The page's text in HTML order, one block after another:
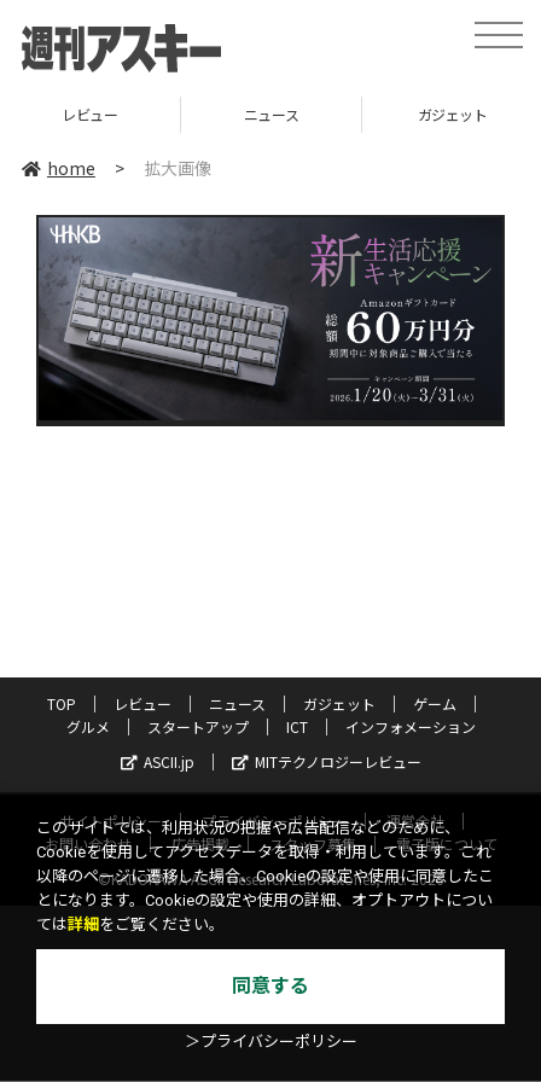
toggle
レビュー ニュース ガジェット
home > 拡大画像
TOP レビュー ニュース ガジェット
ゲーム
グルメ
スタートアップ ICT
インフォメーション
ASCII.jp
MITテクノロジーレビュー
サイトポリシー プライバシーポリシー
運営会社
お問い合わせ
広告掲載 スタッフ募集
電子版について
©KADOKAWA ASCII Research Laboratories, Inc. 2026
このサイトでは、利用状況の把握や広告配信などのために、
Cookieを使用してアクセスデータを取得・利用しています。これ
以降のページに遷移した場合、Cookieの設定や使用に同意したこ
とになります。Cookieの設定や使用の詳細、オプトアウトについ
ては詳細 をご覧ください。
同意する
＞プライバシーポリシー